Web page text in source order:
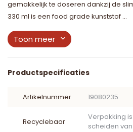
gemakkelijk te doseren dankzij de
330 ml is een food grade kunststof ...
Toon meer
Productspecificaties
Artikelnummer 19080235
Recyclebaar
Verpakking
scheiden